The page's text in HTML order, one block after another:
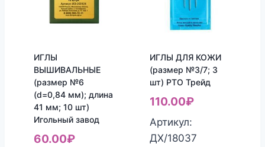
ИГЛЫ
ВЫШИВАЛЬНЫЕ
(размер №6
(d=0,84 мм); длина
41 мм; 10 шт)
Игольный завод
60.00₽
ИГЛЫ ДЛЯ КОЖИ
(размер №3/7; 3
шт) РТО Трейд
110.00₽
Артикул:
ДХ/18037